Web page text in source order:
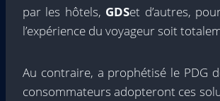
par les hôtels, GDSet d’autres,
l’expérience du voyageur soit
Au contraire, a prophétisé le PDG
consommateurs adopteront ces